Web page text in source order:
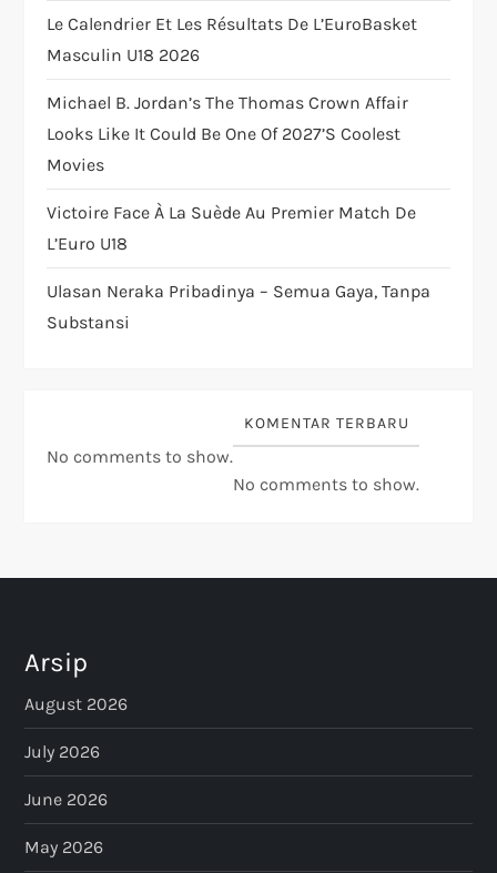
i
o
n
Le Calendrier Et Les Résultats De L’EuroBasket
Masculin U18 2026
Michael B. Jordan’s The Thomas Crown Affair
Looks Like It Could Be One Of 2027’s Coolest
Movies
Victoire Face À La Suède Au Premier Match De
L’Euro U18
Ulasan Neraka Pribadinya – Semua Gaya, Tanpa
Substansi
No comments to show.
KOMENTAR TERBARU
No comments to show.
Arsip
August 2026
July 2026
June 2026
May 2026